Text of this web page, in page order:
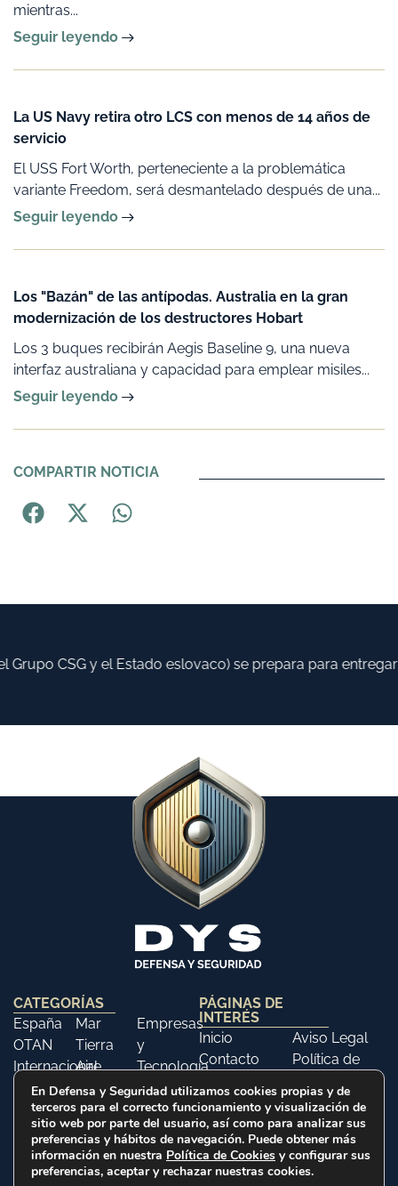
mientras...
Seguir leyendo
La US Navy retira otro LCS con menos de 14 años de
servicio
El USS Fort Worth, perteneciente a la problemática
variante Freedom, será desmantelado después de una...
Seguir leyendo
Los "Bazán" de las antípodas. Australia en la gran
modernización de los destructores Hobart
Los 3 buques recibirán Aegis Baseline 9, una nueva
interfaz australiana y capacidad para emplear misiles...
Seguir leyendo
COMPARTIR NOTICIA
CSG y el Estado eslovaco) se prepara para entregar
CATEGORÍAS
España
OTAN
Internacional
Opinión
Mar
Tierra
Aire
Libros
Empresas
y
Tecnología
Ferias y
Eventos
Historia
PÁGINAS DE
INTERÉS
Inicio
Contacto
Aviso Legal
Política de
Política de
Cookies
En Defensa y Seguridad utilizamos cookies propias y de
terceros para el correcto funcionamiento y visualización de
sitio web por parte del usuario, así como para analizar sus
preferencias y hábitos de navegación. Puede obtener más
información en nuestra Política de Cookies y configurar sus
preferencias, aceptar y rechazar nuestras cookies.